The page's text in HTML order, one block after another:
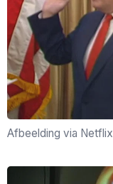
Afbeelding via Netflix